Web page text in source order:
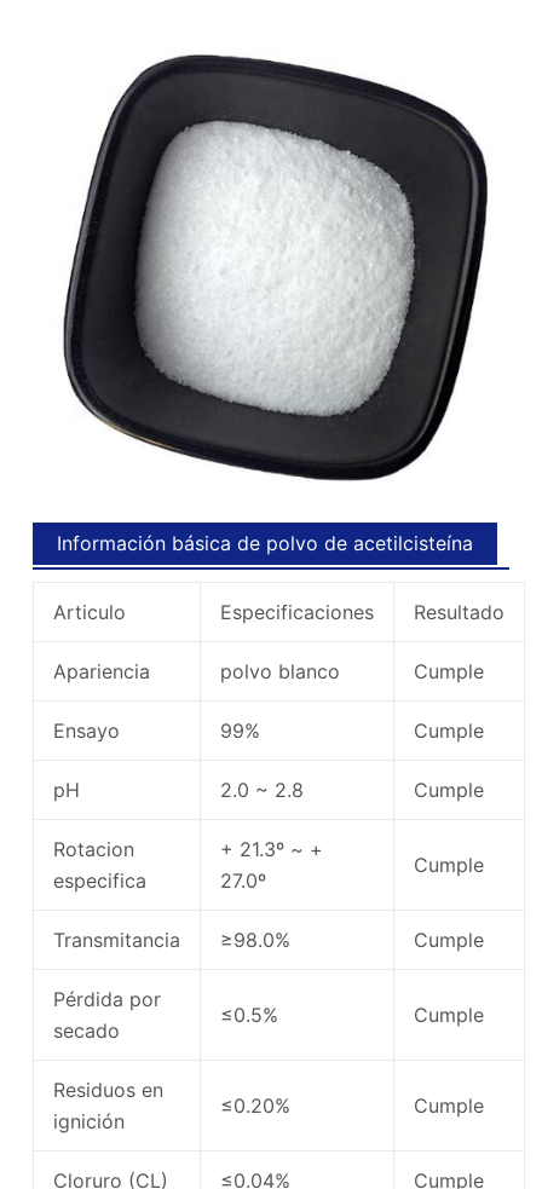
Información básica de polvo de acetilcisteína
Articulo Especificaciones Resultado
Apariencia polvo blanco Cumple
Ensayo 99% Cumple
pH 2.0 ~ 2.8 Cumple
Rotacion
especifica
+ 21.3º ~ +
27.0º
Cumple
Transmitancia ≥98.0% Cumple
Pérdida por
secado
≤0.5% Cumple
Residuos en
ignición
≤0.20% Cumple
Cloruro (CL) ≤0.04% Cumple